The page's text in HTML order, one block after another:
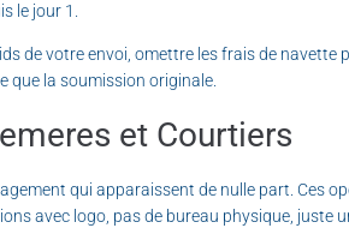
le jour 1.
de votre envoi, omettre les frais de
que la soumission originale.
et Courtiers
qui apparaissent de nulle part. Ces
avec logo, pas de bureau physique, juste